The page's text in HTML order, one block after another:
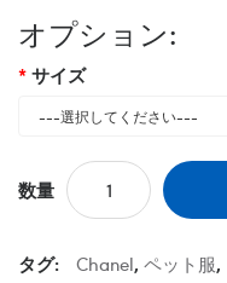
オプション:
サイズ
数量
タグ: Chanel, ペット服,